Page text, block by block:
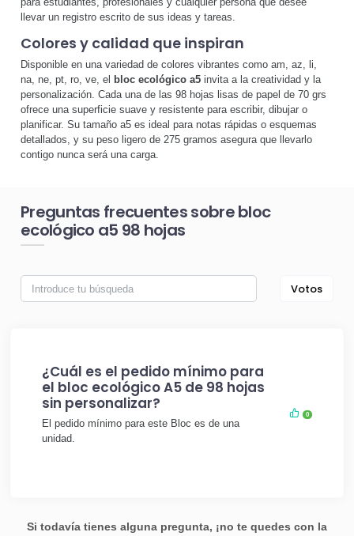
llevar un registro escrito de sus ideas y tareas.
Colores y calidad que inspiran
Disponible en una variedad de colores vibrantes como am, az, li,
na, ne, pt, ro, ve, el bloc ecológico a5 invita a la creatividad y la
personalización. Cada una de las 98 hojas lisas de papel de 70 grs
ofrece una superficie suave y resistente para escribir, dibujar o
planificar. Su tamaño a5 es ideal para notas rápidas o esquemas
detallados, y su peso ligero de 275 gramos asegura que llevarlo
contigo nunca será una carga.
Preguntas frecuentes sobre bloc
ecológico a5 98 hojas
Votos
¿Cuál es el pedido mínimo para
el bloc ecológico A5 de 98 hojas
sin personalizar?
El pedido mínimo para este Bloc es de una
unidad.
0
Si todavía tienes alguna pregunta, ¡no te quedes con la